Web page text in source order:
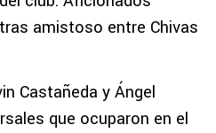
amistoso entre Chivas
Castañeda y Ángel
que ocuparon en el